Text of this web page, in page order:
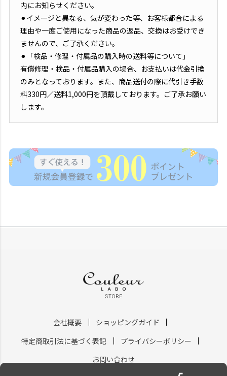
内にお知らせください。
⚫︎イメージと異なる、気が変わった等、お客様都合による
理由や一度ご使用になった商品の返品、交換はお受けでき
ませんので、ご了承ください。
⚫︎「検品・修理・付属品の購入時の送料等について」
有償修理・検品・付属品購入の場合、お支払いは代金引換
のみとなっております。また、商品送付の際に代引き手数
料330円／送料1,000円を頂戴しております。ご了承お願い
します。
会社概要
ショッピングガイド
特定商取引法に基づく表記
プライバシーポリシー
お問い合わせ